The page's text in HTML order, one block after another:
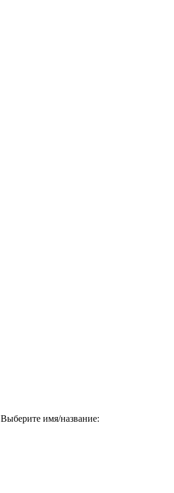
Выберите имя/название: